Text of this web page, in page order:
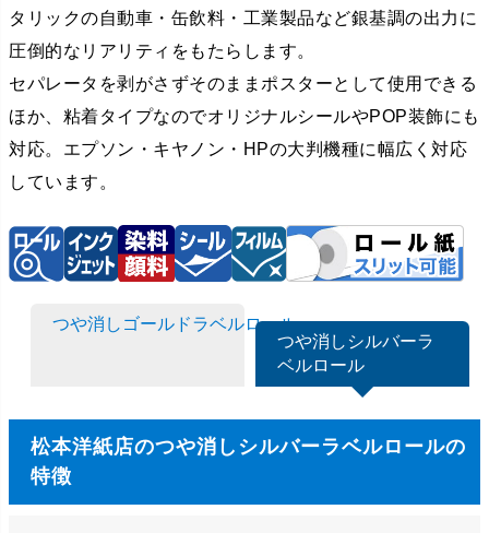
タリックの自動車・缶飲料・工業製品など銀基調の出力に
圧倒的なリアリティをもたらします。
セパレータを剥がさずそのままポスターとして使用できる
ほか、粘着タイプなのでオリジナルシールやPOP装飾にも
対応。エプソン・キヤノン・HPの大判機種に幅広く対応
しています。
つや消しゴールドラベルロール
つや消しシルバーラ
ベルロール
松本洋紙店のつや消しシルバーラベルロールの
特徴